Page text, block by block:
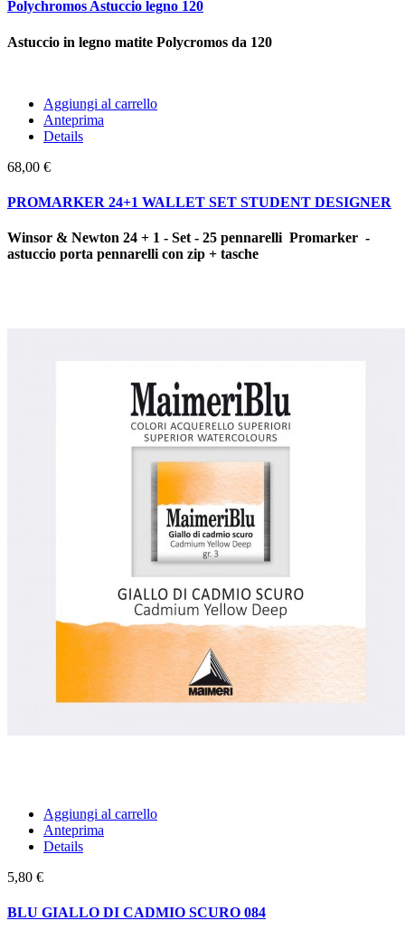
Polychromos Astuccio legno 120
Astuccio in legno matite Polycromos da 120
Aggiungi al carrello
Anteprima
Details
68,00 €
PROMARKER 24+1 WALLET SET STUDENT DESIGNER
Winsor & Newton 24 + 1 - Set - 25 pennarelli Promarker -
astuccio porta pennarelli con zip + tasche
Aggiungi al carrello
Anteprima
Details
5,80 €
BLU GIALLO DI CADMIO SCURO 084